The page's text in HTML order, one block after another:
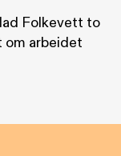
Folkevett to
om arbeidet